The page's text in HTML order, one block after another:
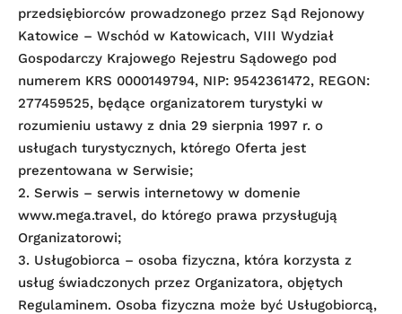
przedsiębiorców prowadzonego przez Sąd Rejonowy
Katowice – Wschód w Katowicach, VIII Wydział
Gospodarczy Krajowego Rejestru Sądowego pod
numerem KRS 0000149794, NIP: 9542361472, REGON:
277459525, będące organizatorem turystyki w
rozumieniu ustawy z dnia 29 sierpnia 1997 r. o
usługach turystycznych, którego Oferta jest
prezentowana w Serwisie;
2. Serwis – serwis internetowy w domenie
www.mega.travel, do którego prawa przysługują
Organizatorowi;
3. Usługobiorca – osoba fizyczna, która korzysta z
usług świadczonych przez Organizatora, objętych
Regulaminem. Osoba fizyczna może być Usługobiorcą,